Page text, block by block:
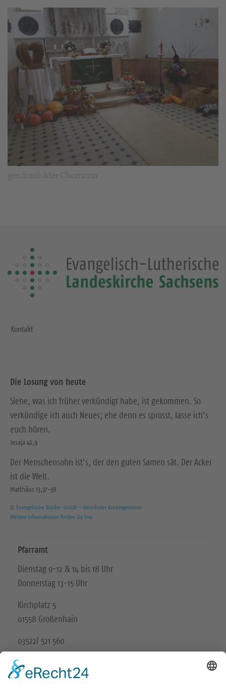
Kontakt
Die Losung von heute
Siehe, was ich früher verkündigt habe, ist gekommen. So
verkündige ich auch Neues; ehe denn es sprosst, lasse ich’s
euch hören.
Jesaja 42,9
Der Menschensohn ist’s, der den guten Samen sät. Der Acker
ist die Welt.
Matthäus 13,37-38
© Evangelische Brüder-Unität – Herrnhuter Brüdergemeine
Weitere Informationen finden Sie hier
Pfarramt
Dienstag 9-12 & 14 bis 18 Uhr
Donnerstag 13-15 Uhr
Kirchplatz 5
01558 Großenhain
03522/ 521 560
Unsere Schwesterkirchgemeinde